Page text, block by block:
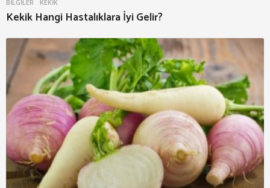
BILGILER KEKIK
Kekik Hangi Hastalıklara İyi Gelir?